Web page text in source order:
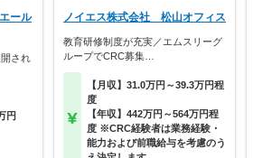
ール
され
円
ノイエス株式会社 松山オフィス
教育研修制度が充実／エムスリーグ
ループでCRC募集…
【月収】31.0万円～39.3万円程
度
【年収】442万円～564万円程
度 ※CRC経験者は業務経験・
能力および前職給与を考慮のう